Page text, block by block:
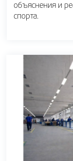
объяснения и
спорта.